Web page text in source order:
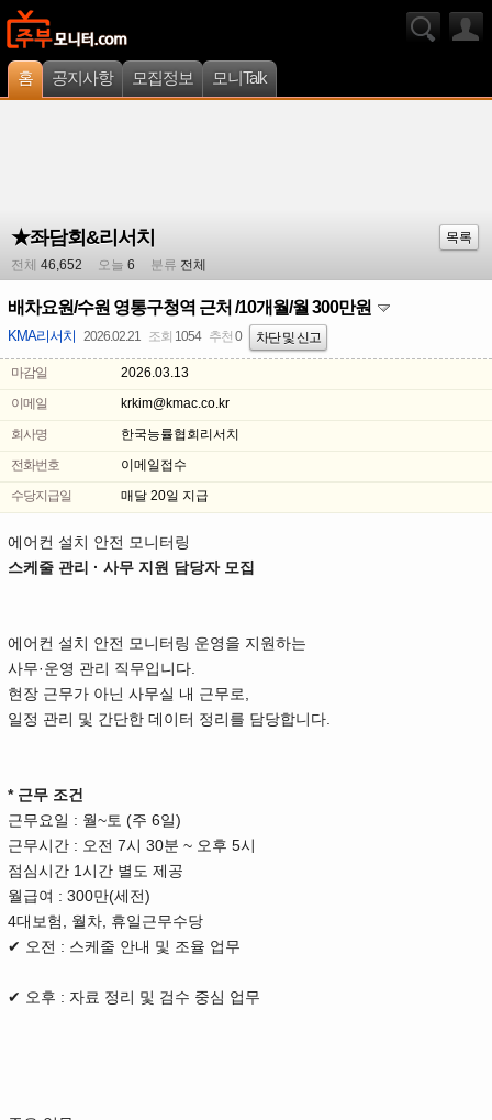
홈 공지사항 모집정보 모니Talk
★좌담회&리서치
목록
전체 46,652 오늘 6 분류 전체
배차요원/수원 영통구청역 근처 /10개월/월 300만원
KMA리서치 2026.02.21 조회 1054 추천 0 차단 및 신고
마감일
2026.03.13
이메일
krkim@kmac.co.kr
회사명
한국능률협회리서치
전화번호
이메일접수
수당지급일
매달 20일 지급
에어컨 설치 안전 모니터링
스케줄 관리 · 사무 지원 담당자 모집
에어컨 설치 안전 모니터링 운영을 지원하는
사무·운영 관리 직무입니다.
현장 근무가 아닌 사무실 내 근무로,
일정 관리 및 간단한 데이터 정리를 담당합니다.
* 근무 조건
근무요일 : 월~토 (주 6일)
근무시간 : 오전 7시 30분 ~ 오후 5시
점심시간 1시간 별도 제공
월급여 : 300만(세전)
4대보험, 월차, 휴일근무수당
✔ 오전 : 스케줄 안내 및 조율 업무
✔ 오후 : 자료 정리 및 검수 중심 업무